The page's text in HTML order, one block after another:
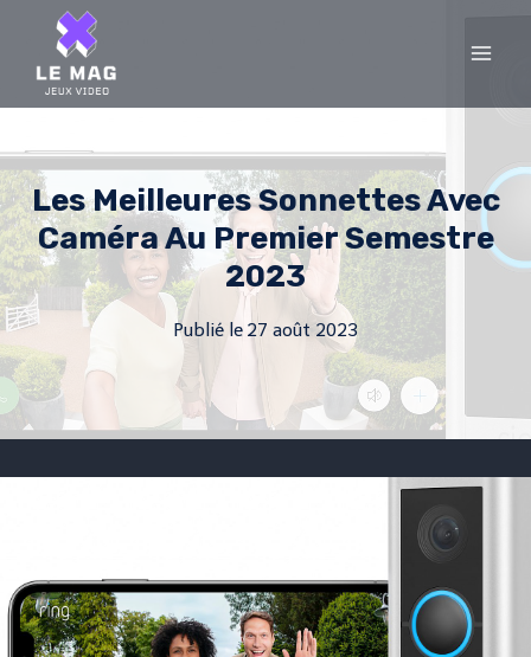
content
Les Meilleures Sonnettes Avec
Caméra Au Premier Semestre
2023
Publié le 27 août 2023